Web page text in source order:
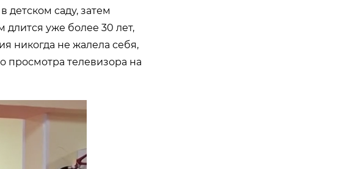
саду, затем
уже более 30 лет,
никогда не жалела себя,
просмотра телевизора на